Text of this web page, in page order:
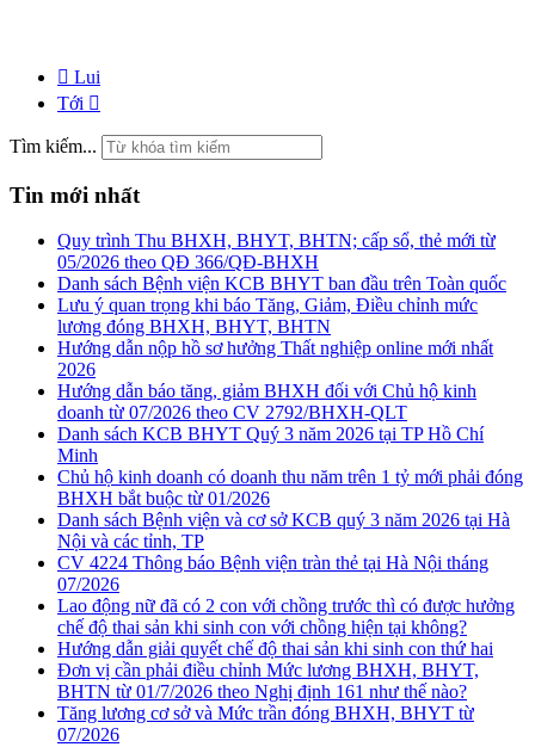
Lui
Tới
Tìm kiếm...
Tin mới nhất
Quy trình Thu BHXH, BHYT, BHTN; cấp sổ, thẻ mới từ
05/2026 theo QĐ 366/QĐ-BHXH
Danh sách Bệnh viện KCB BHYT ban đầu trên Toàn quốc
Lưu ý quan trọng khi báo Tăng, Giảm, Điều chỉnh mức
lương đóng BHXH, BHYT, BHTN
Hướng dẫn nộp hồ sơ hưởng Thất nghiệp online mới nhất
2026
Hướng dẫn báo tăng, giảm BHXH đối với Chủ hộ kinh
doanh từ 07/2026 theo CV 2792/BHXH-QLT
Danh sách KCB BHYT Quý 3 năm 2026 tại TP Hồ Chí
Minh
Chủ hộ kinh doanh có doanh thu năm trên 1 tỷ mới phải đóng
BHXH bắt buộc từ 01/2026
Danh sách Bệnh viện và cơ sở KCB quý 3 năm 2026 tại Hà
Nội và các tỉnh, TP
CV 4224 Thông báo Bệnh viện tràn thẻ tại Hà Nội tháng
07/2026
Lao động nữ đã có 2 con với chồng trước thì có được hưởng
chế độ thai sản khi sinh con với chồng hiện tại không?
Hướng dẫn giải quyết chế độ thai sản khi sinh con thứ hai
Đơn vị cần phải điều chỉnh Mức lương BHXH, BHYT,
BHTN từ 01/7/2026 theo Nghị định 161 như thế nào?
Tăng lương cơ sở và Mức trần đóng BHXH, BHYT từ
07/2026